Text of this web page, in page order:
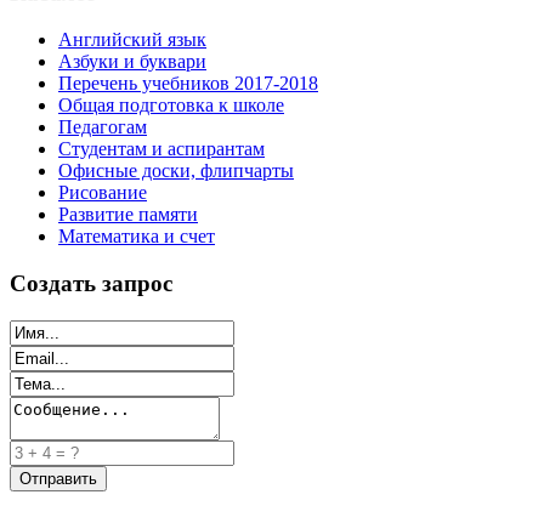
Английский язык
Азбуки и буквари
Перечень учебников 2017-2018
Общая подготовка к школе
Педагогам
Студентам и аспирантам
Офисные доски, флипчарты
Рисование
Развитие памяти
Математика и счет
Создать запрос